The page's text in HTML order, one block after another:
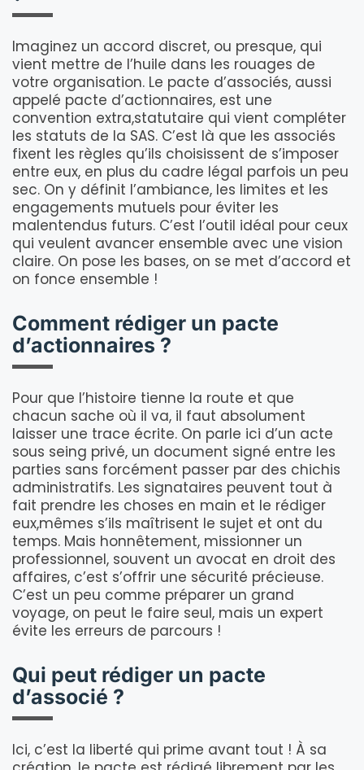
Imaginez un accord discret, ou presque, qui
vient mettre de l’huile dans les rouages de
votre organisation. Le pacte d’associés, aussi
appelé pacte d’actionnaires, est une
convention extra,statutaire qui vient compléter
les statuts de la SAS. C’est là que les associés
fixent les règles qu’ils choisissent de s’imposer
entre eux, en plus du cadre légal parfois un peu
sec. On y définit l’ambiance, les limites et les
engagements mutuels pour éviter les
malentendus futurs. C’est l’outil idéal pour ceux
qui veulent avancer ensemble avec une vision
claire. On pose les bases, on se met d’accord et
on fonce ensemble !
Comment rédiger un pacte
d’actionnaires ?
Pour que l’histoire tienne la route et que
chacun sache où il va, il faut absolument
laisser une trace écrite. On parle ici d’un acte
sous seing privé, un document signé entre les
parties sans forcément passer par des chichis
administratifs. Les signataires peuvent tout à
fait prendre les choses en main et le rédiger
eux,mêmes s’ils maîtrisent le sujet et ont du
temps. Mais honnêtement, missionner un
professionnel, souvent un avocat en droit des
affaires, c’est s’offrir une sécurité précieuse.
C’est un peu comme préparer un grand
voyage, on peut le faire seul, mais un expert
évite les erreurs de parcours !
Qui peut rédiger un pacte
d’associé ?
Ici, c’est la liberté qui prime avant tout ! À sa